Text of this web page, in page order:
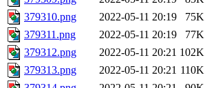
379310.png
2022-05-11 20:19
75K
379311.png
2022-05-11 20:19
77K
379312.png
2022-05-11 20:21 102K
379313.png
2022-05-11 20:21 110K